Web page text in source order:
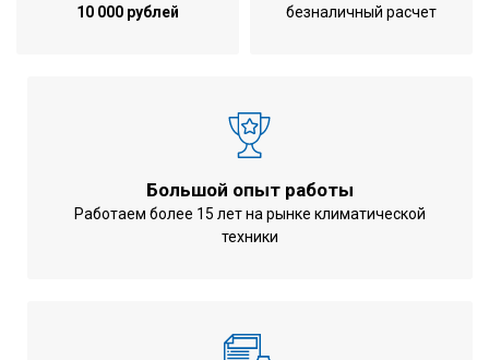
10 000 рублей
безналичный расчет
Большой опыт работы
Работаем более 15 лет на рынке климатической
техники